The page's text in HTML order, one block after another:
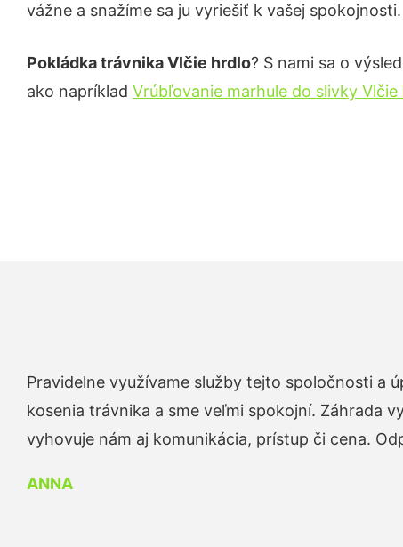
vážne a snažíme sa ju vyriešiť k vašej spokojnosti.
Pokládka trávnika Vlčie hrdlo? S nami sa o
ako napríklad Vrúbľovanie marhule do slivky Vlčie
Pravidelne využívame služby tejto spoločnosti a
kosenia trávnika a sme veľmi spokojní. Záhrada
vyhovuje nám aj komunikácia, prístup či cena.
ANNA